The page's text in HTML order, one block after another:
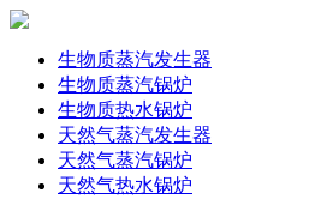
生物质蒸汽发生器
生物质蒸汽锅炉
生物质热水锅炉
天然气蒸汽发生器
天然气蒸汽锅炉
天然气热水锅炉